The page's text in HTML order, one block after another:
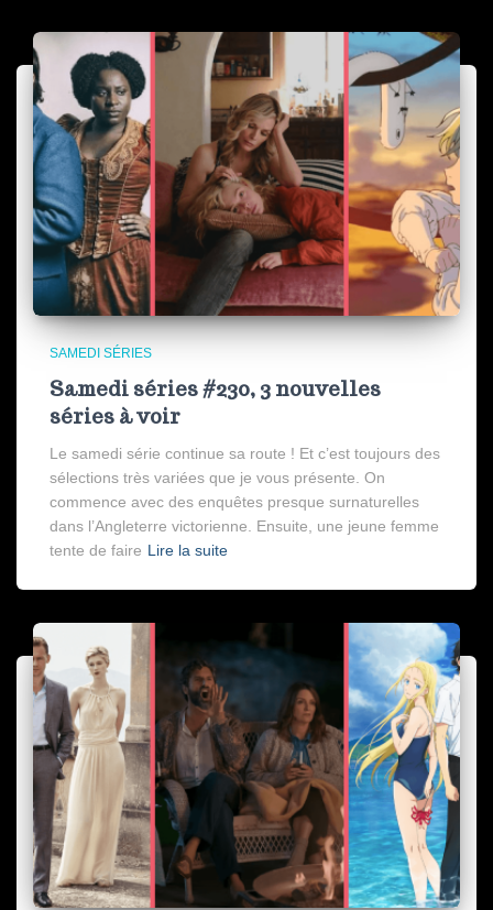
SAMEDI SÉRIES
Samedi séries #230, 3 nouvelles
séries à voir
Le samedi série continue sa route ! Et c’est toujours des
sélections très variées que je vous présente. On
commence avec des enquêtes presque surnaturelles
dans l’Angleterre victorienne. Ensuite, une jeune femme
tente de faire Lire la suite